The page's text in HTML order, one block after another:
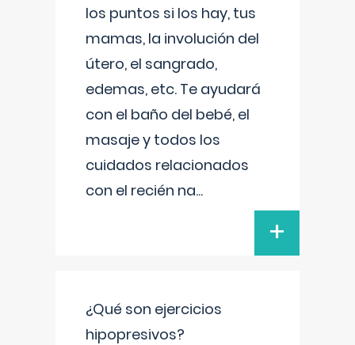
los puntos si los hay, tus
mamas, la involución del
útero, el sangrado,
edemas, etc. Te ayudará
con el baño del bebé, el
masaje y todos los
cuidados relacionados
con el recién na...
+
¿Qué son ejercicios
hipopresivos?